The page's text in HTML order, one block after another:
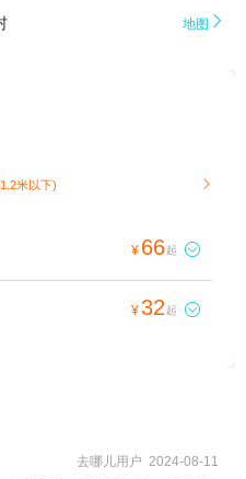
地图 
米以下) 
¥ 66起 
¥32 起 
去哪儿用户 2024-08-11